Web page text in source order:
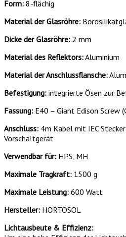
Form: 8-flächig
Material der Glasröhre:
Dicke der Glasröhre: 2 mm
Material des Reflektors:Aluminium
Material der Anschlussflansche:
Befestigung: integrierte Ösen zur
Fassung: E40 – Giant Edison Screw
Anschluss: 4m Kabel mit IEC
Vorschaltgerät
Verwendbar für: HPS, MH
Maximale Tragkraft: 1500 g
Maximale Leistung: 600 Watt
Hersteller: HORTOSOL
Lichtausbeute & Effizienz: